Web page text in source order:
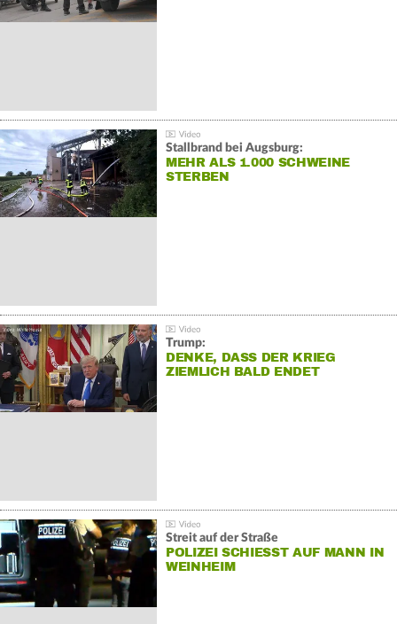
Stallbrand bei Augsburg:
MEHR ALS 1.000 SCHWEINE
STERBEN
Trump:
DENKE, DASS DER KRIEG
ZIEMLICH BALD ENDET
Streit auf der Straße
POLIZEI SCHIESST AUF MANN IN W
EINHEIM